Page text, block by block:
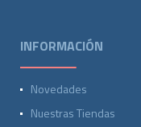
INFORMACIÓN
Novedades
Nuestras Tiendas